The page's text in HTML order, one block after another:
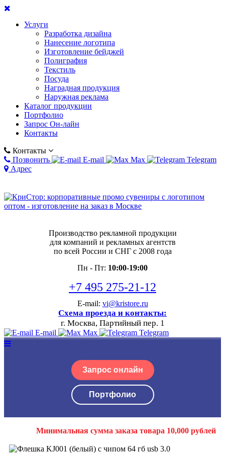
Услуги
Разработка дизайна
Нанесение логотипа
Изготовление бейджей
Полиграфия
Текстиль
Посуда
Наградная продукция
Наружная реклама
Каталог продукции
Портфолио
Запрос Он-лайн
Контакты
Контакты
Позвонить
E-mail Max
Telegram
Адрес
Производство рекламной продукции
для компаний и рекламных агентств
по всей России и СНГ с 2008 года
Пн - Пт: 10:00-19:00
+7 495 275-21-12
E-mail: vi@kristore.ru
Схема проезда и контакты:
г. Москва, Партийный пер. 1
E-mail Max Telegram
Запрос онлайн
Портфолио
Минимальная сумма заказа товара 10,000 рублей